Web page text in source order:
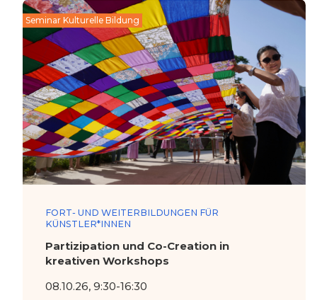
Seminar Kulturelle Bildung
FORT- UND WEITERBILDUNGEN FÜR
KÜNSTLER*INNEN
Partizipation und Co-Creation in
kreativen Workshops
08.10.26, 9:30-16:30